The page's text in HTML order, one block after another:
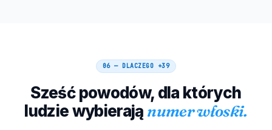
00 39 0PP NNNNNNN
Słowenia
06 — DLACZEGO +39
Sześć powodów, dla których
ludzie wybierają numer włoski.